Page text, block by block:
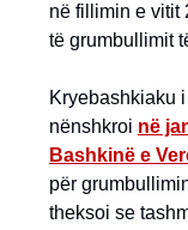
në fillimin e vitit
të grumbullimit
Kryebashkiaku
nënshkroi në
Bashkinë e
për
theksoi se